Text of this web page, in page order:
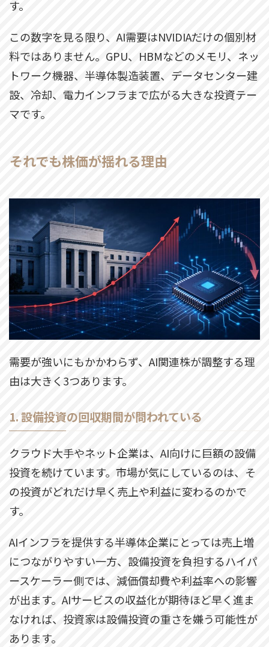
す。
この数字を見る限り、AI需要はNVIDIAだけの個別材
料ではありません。GPU、HBMなどのメモリ、ネッ
トワーク機器、半導体製造装置、データセンター建
設、冷却、電力インフラまで広がる大きな投資テー
マです。
それでも株価が揺れる理由
需要が強いにもかかわらず、AI関連株が調整する理
由は大きく3つあります。
1. 設備投資の回収期間が問われている
クラウド大手やネット企業は、AI向けに巨額の設備
投資を続けています。市場が気にしているのは、そ
の投資がどれだけ早く売上や利益に変わるのかで
す。
AIインフラを提供する半導体企業にとっては売上増
につながりやすい一方、設備投資を負担するハイパ
ースケーラー側では、減価償却費や利益率への影響
が出ます。AIサービスの収益化が期待ほど早く進ま
なければ、投資家は設備投資の重さを嫌う可能性が
あります。